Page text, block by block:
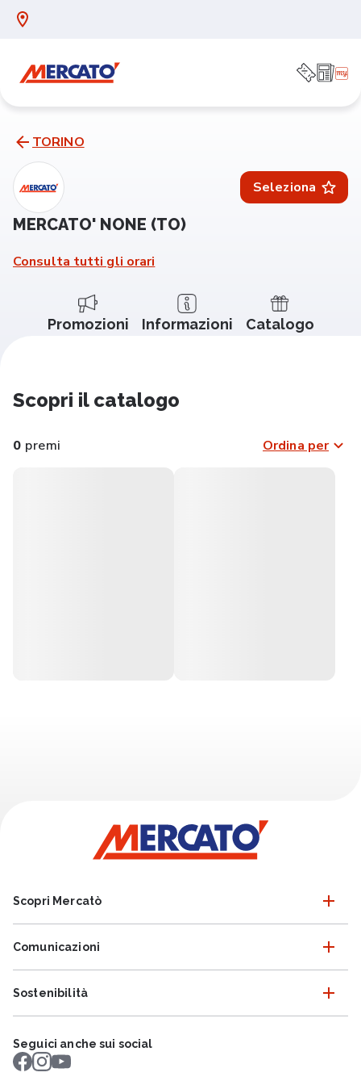
TORINO
Seleziona
MERCATO' NONE (TO)
Consulta tutti gli orari
Promozioni Informazioni Catalogo
Scopri il catalogo
0 premi Ordina per
Scopri Mercatò
Comunicazioni
Sostenibilità
Seguici anche sui social